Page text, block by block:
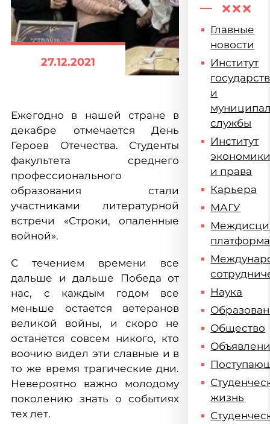
27.12.2021
Ежегодно в нашей стране в
декабре отмечается День
Героев Отечества. Студенты
факультета среднего
профессионального
образования стали
участниками литературной
встречи «Строки, опаленные
войной».
С течением времени все
дальше и дальше Победа от
нас, с каждым годом все
меньше остается ветеранов
великой войны, и скоро не
останется совсем никого, кто
воочию видел эти славные и в
то же время трагические дни.
Невероятно важно молодому
поколению знать о событиях
тех лет.
Главные
новости
Институт
и
службы
Институт
и права
Карьера
МАГУ
платформа
Наука
Общество
жизнь